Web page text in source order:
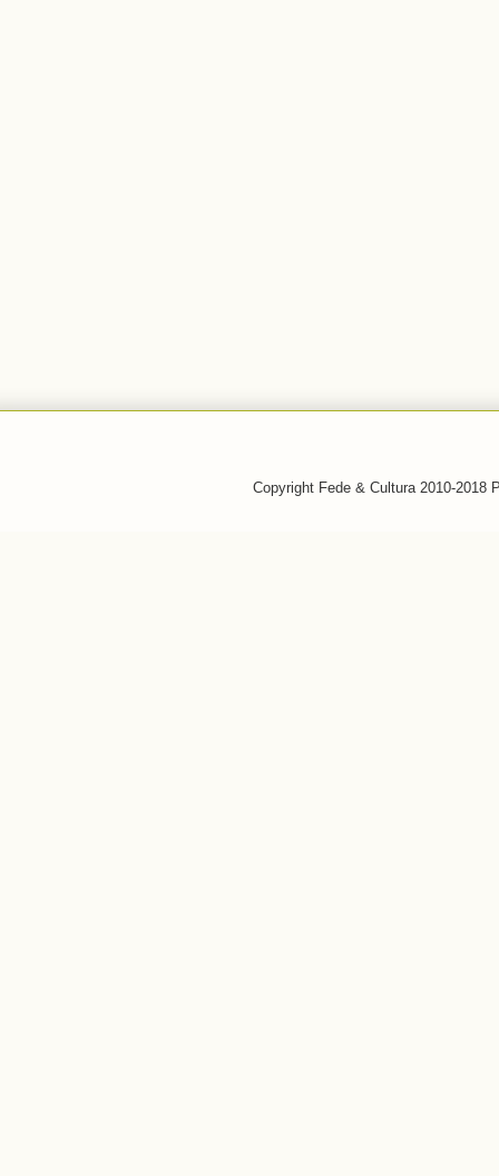
Copyright Fede & Cultura 2010-2018